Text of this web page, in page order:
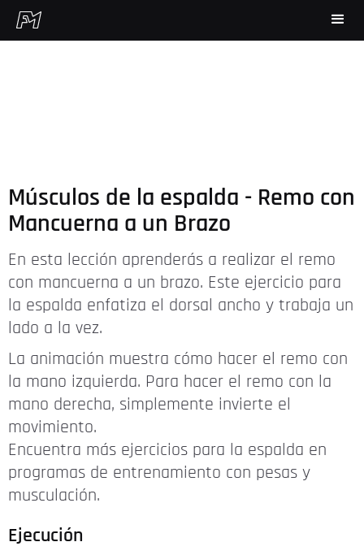
Músculos de la espalda - Remo con
Mancuerna a un Brazo
En esta lección aprenderás a realizar el remo
con mancuerna a un brazo. Este ejercicio para
la espalda enfatiza el dorsal ancho y trabaja un
lado a la vez.
La animación muestra cómo hacer el remo con
la mano izquierda. Para hacer el remo con la
mano derecha, simplemente invierte el
movimiento.
Encuentra más ejercicios para la espalda en
programas de entrenamiento con pesas y
musculación.
Ejecución